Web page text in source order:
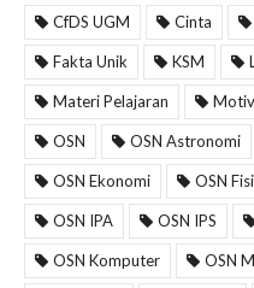
CfDS UGM Cinta
Fakta Unik KSM
Materi Pelajaran
OSN OSN Astronomi
OSN Ekonomi OSN
OSN IPA OSN IPS
OSN Komputer OSN